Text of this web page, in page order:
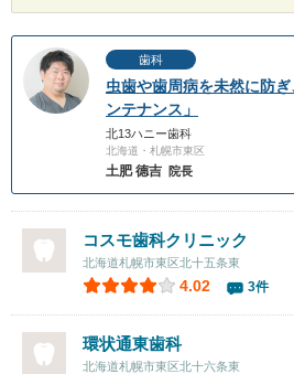
歯科
虫歯や歯周病を未然に防
ンテナンス」
北13ハニー歯科
北海道・札幌市東区
土肥 德吉 院長
コスモ歯科クリニック
北海道札幌市東区北十五条東
4.02 3件
環状通東歯科
北海道札幌市東区北十六条東